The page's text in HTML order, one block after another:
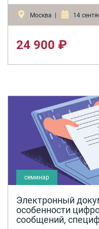
Москва | 14
24 900 ₽
семинар
Электронный
особенности
сообщений,